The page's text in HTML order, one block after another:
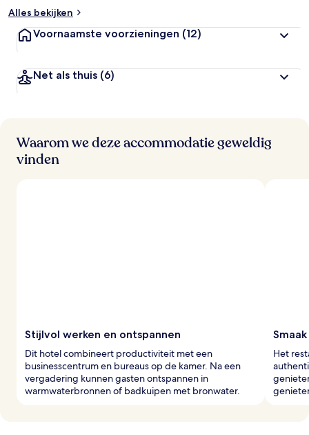
o
r
n
Alles bekijken
Voornaamste voorzieningen (12)
Net als thuis (6)
Waarom we deze accommodatie geweldig
vinden
Stijlvol werken en ontspannen
Dit hotel combineert productiviteit met een
businesscentrum en bureaus op de kamer. Na een
vergadering kunnen gasten ontspannen in
warmwaterbronnen of badkuipen met bronwater.
Het